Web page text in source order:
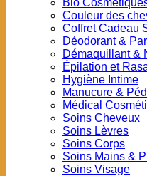
Bio
Couleur des
Coffret Cadeau
Déodorant &
Démaquillant &
Épilation et
Hygiène Intime
Manucure &
Médical
Soins Cheveux
Soins Lèvres
Soins Corps
Soins Mains &
Soins Visage